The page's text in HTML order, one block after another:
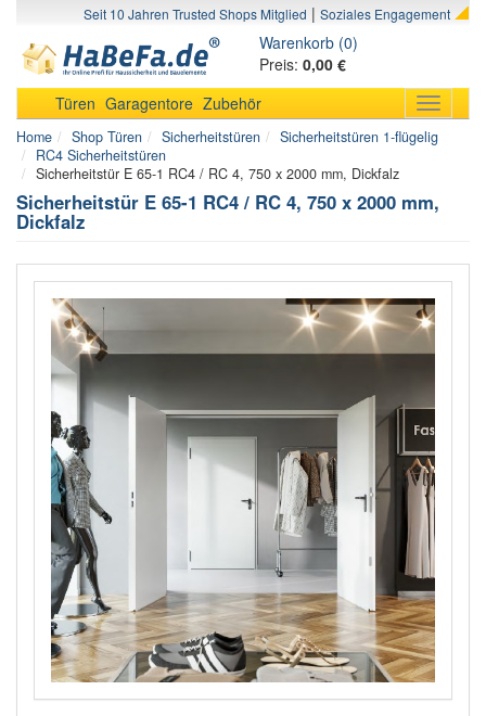
Seit 10 Jahren Trusted Shops Mitglied | Soziales Engagement
Warenkorb (0)
Preis: 0,00 €
Toggle
Türen Garagentore Zubehör
Home Shop Türen Sicherheitstüren
Sicherheitstüren 1-flügelig
RC4 Sicherheitstüren
Sicherheitstür E 65-1 RC4 / RC 4, 750 x 2000 mm, Dickfalz
Sicherheitstür E 65-1 RC4 / RC 4, 750 x 2000 mm,
Dickfalz